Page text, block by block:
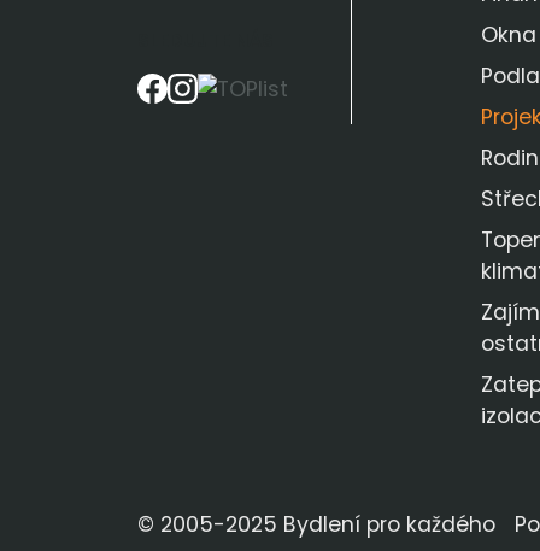
© 2005-2025 Bydlení pro každého